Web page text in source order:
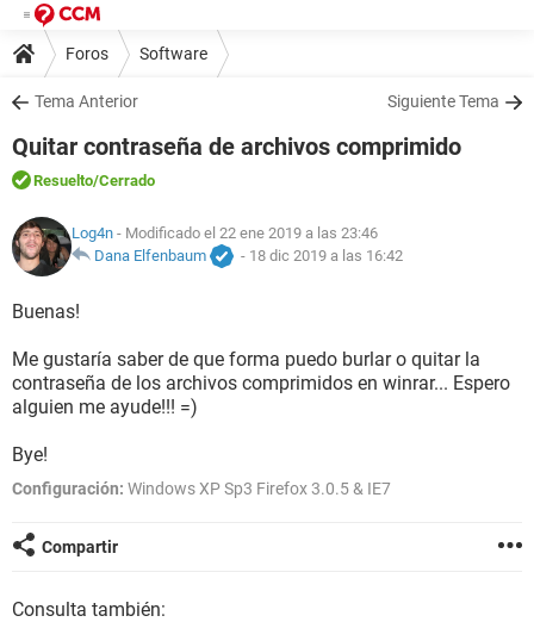
Foros Software
Tema Anterior Siguiente Tema
Quitar contraseña de archivos comprimido
Resuelto/Cerrado
Log4n - Modificado el 22 ene 2019 a las 23:46
Dana Elfenbaum
- 18 dic 2019 a las 16:42
Buenas!
Me gustaría saber de que forma puedo burlar o quitar la
contraseña de los archivos comprimidos en winrar... Espero
alguien me ayude!!! =)
Bye!
Configuración: Windows XP Sp3 Firefox 3.0.5 & IE7
Compartir
Consulta también: